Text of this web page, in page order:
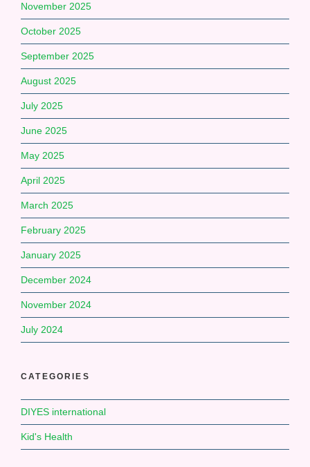
November 2025
October 2025
September 2025
August 2025
July 2025
June 2025
May 2025
April 2025
March 2025
February 2025
January 2025
December 2024
November 2024
July 2024
CATEGORIES
DIYES international
Kid's Health